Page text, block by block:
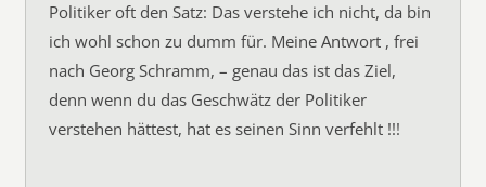
Politiker oft den Satz: Das verstehe ich nicht, da bin
ich wohl schon zu dumm für. Meine Antwort , frei
nach Georg Schramm, – genau das ist das Ziel,
denn wenn du das Geschwätz der Politiker
verstehen hättest, hat es seinen Sinn verfehlt !!!